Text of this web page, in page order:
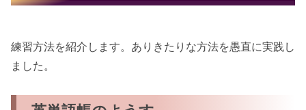
練習方法を紹介します。ありきたりな方法を愚直に実践し
ました。